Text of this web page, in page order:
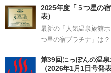
2025年度「５つ星の
表）
最新の「人気温泉旅館
つ星の宿プラチナ」は？
第39回にっぽんの温泉
（2026年1月1日号発表